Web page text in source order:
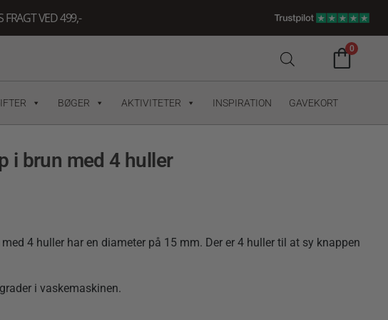
FRAGT VED 499,-
0
BØGER AKTIVITETER INSPIRATION GAVEKORT
i brun med 4 huller
4 huller har en diameter på 15 mm. Der er 4 huller til at sy knappen
i vaskemaskinen.